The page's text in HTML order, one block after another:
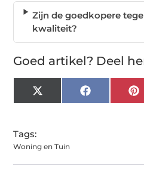
Zijn de goedkopere
kwaliteit?
Goed artikel? Deel
X
(Twitter)
Facebook
Tags:
Woning en Tuin